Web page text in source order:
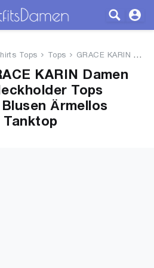
Tops Tops GRACE KARIN Damen Sommer Tops ...
KARIN Damen
Tops
Ärmellos